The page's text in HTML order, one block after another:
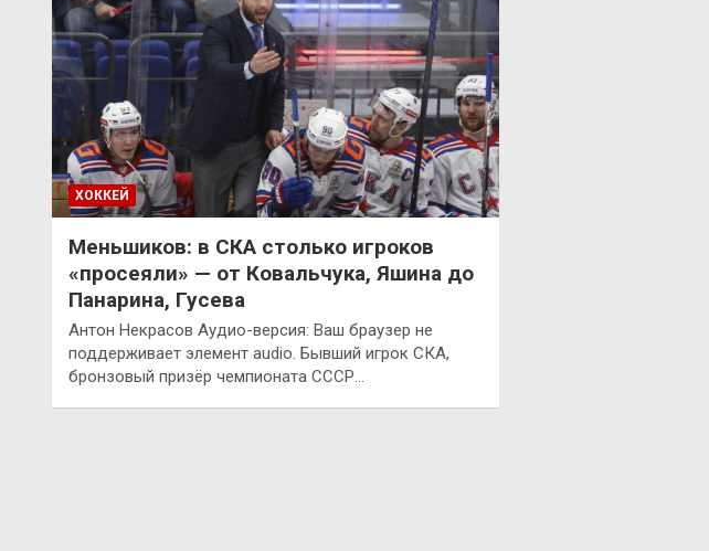
ХОККЕЙ
Меньшиков: в СКА столько игроков
«просеяли» — от Ковальчука, Яшина до
Панарина, Гусева
Антон Некрасов Аудио-версия: Ваш браузер не
поддерживает элемент audio. Бывший игрок СКА,
бронзовый призёр чемпионата СССР…